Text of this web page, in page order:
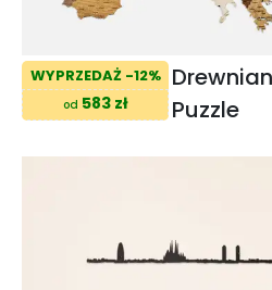
WYPRZEDAŻ -12%
od 583 zł
Puzzle